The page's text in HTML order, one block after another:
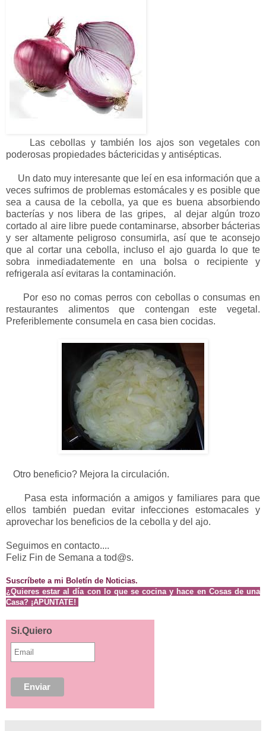
Las cebollas y también los ajos son vegetales con
poderosas propiedades báctericidas y antisépticas.
Un dato muy interesante que leí en esa información que a
veces sufrimos de problemas estomácales y es posible que
sea a causa de la cebolla, ya que es buena absorbiendo
bacterías y nos libera de las gripes, al dejar algún trozo
cortado al aire libre puede contaminarse, absorber bácterias
y ser altamente peligroso consumirla, así que te aconsejo
que al cortar una cebolla, incluso el ajo guarda lo que te
sobra inmediadatemente en una bolsa o recipiente y
refrigerala así evitaras la contaminación.
Por eso no comas perros con cebollas o consumas en
restaurantes alimentos que contengan este vegetal.
Preferiblemente consumela en casa bien cocidas.
Otro beneficio? Mejora la circulación.
Pasa esta información a amigos y familiares para que
ellos también puedan evitar infecciones estomacales y
aprovechar los beneficios de la cebolla y del ajo.
Seguimos en contacto....
Feliz Fin de Semana a tod@s.
Suscríbete a mi Boletín de Noticias.
¿Quieres estar al día con lo que se cocinay hace en Cosas de una
Casa? ¡APÚNTATE!
Si.Quiero